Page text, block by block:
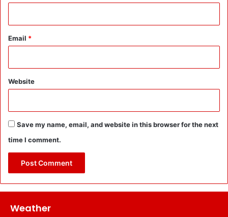
Email *
Website
Save my name, email, and website in this browser for the next
time I comment.
Weather